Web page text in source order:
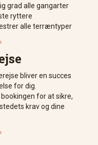
grad alle gangarter
ryttere
alle terræntyper
bliver en succes
for dig.
for at sikre,
krav og dine